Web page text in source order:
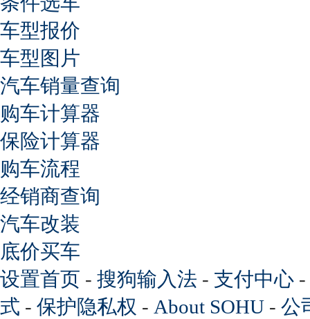
车型报价
车型图片
汽车销量查询
购车计算器
保险计算器
购车流程
经销商查询
汽车改装
底价买车
设置首页 - 搜狗输入法 - 支付中心 -
式 - 保护隐私权 - About SOHU - 公